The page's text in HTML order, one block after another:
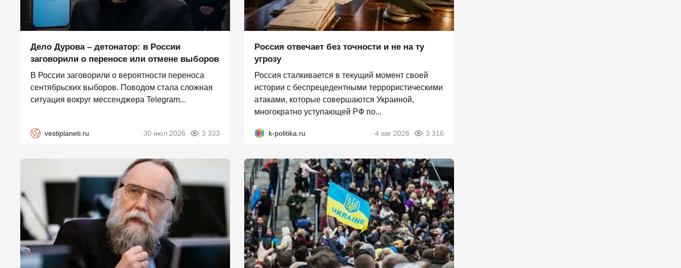
Дело Дурова – детонатор: в России
заговорили о переносе или отмене выборов
В России заговорили о вероятности переноса
сентябрьских выборов. Поводом стала сложная
ситуация вокруг мессенджера Telegram...
vestiplaneti.ru 30 июл 2026 3 333
Россия отвечает без точности и не на ту
угрозу
Россия сталкивается в текущий момент своей
истории с беспрецедентными террористическими
атаками, которые совершаются Украиной,
многократно уступающей РФ по...
k-politika.ru 4 авг 2026 3 316